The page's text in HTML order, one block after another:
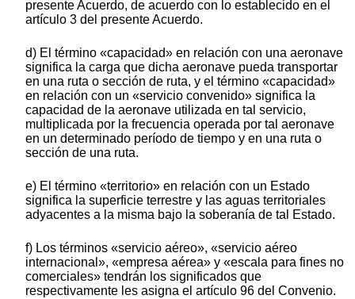
presente Acuerdo, de acuerdo con lo establecido en el
artículo 3 del presente Acuerdo.
d) El término «capacidad» en relación con una aeronave
significa la carga que dicha aeronave pueda transportar
en una ruta o sección de ruta, y el término «capacidad»
en relación con un «servicio convenido» significa la
capacidad de la aeronave utilizada en tal servicio,
multiplicada por la frecuencia operada por tal aeronave
en un determinado período de tiempo y en una ruta o
sección de una ruta.
e) El término «territorio» en relación con un Estado
significa la superficie terrestre y las aguas territoriales
adyacentes a la misma bajo la soberanía de tal Estado.
f) Los términos «servicio aéreo», «servicio aéreo
internacional», «empresa aérea» y «escala para fines no
comerciales» tendrán los significados que
respectivamente les asigna el artículo 96 del Convenio.